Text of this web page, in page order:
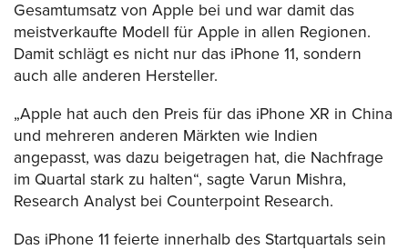
Gesamtumsatz von Apple bei und war damit das
meistverkaufte Modell für Apple in allen Regionen.
Damit schlägt es nicht nur das iPhone 11, sondern
auch alle anderen Hersteller.
„Apple hat auch den Preis für das iPhone XR in China
und mehreren anderen Märkten wie Indien
angepasst, was dazu beigetragen hat, die Nachfrage
im Quartal stark zu halten“, sagte Varun Mishra,
Research Analyst bei Counterpoint Research.
Das iPhone 11 feierte innerhalb des Startquartals sein